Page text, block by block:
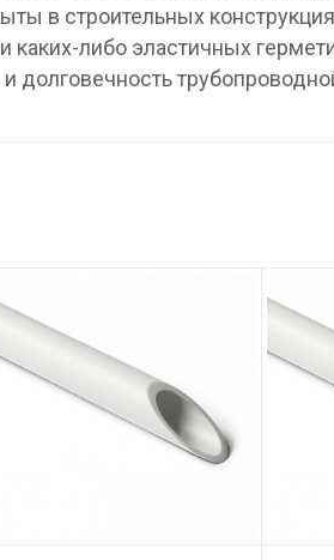
в строительных
каких-либо эластичных
долговечность